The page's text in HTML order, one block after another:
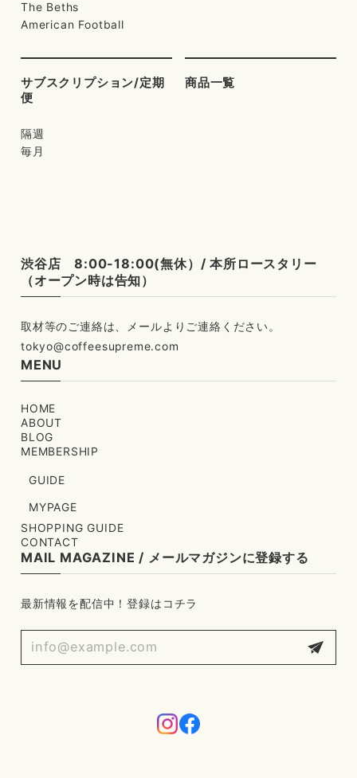
The Beths
American Football
サブスクリプション/定期
便
隔週
毎月
商品一覧
渋谷店 8:00-18:00(無休）/ 本所ロースタリー
（オープン時は告知）
tokyo@coffeesupreme.com
MENU
HOME
ABOUT
BLOG
MEMBERSHIP
GUIDE
MYPAGE
SHOPPING GUIDE
CONTACT
MAIL MAGAZINE / メールマガジンに登録する
最新情報を配信中！登録はコチラ